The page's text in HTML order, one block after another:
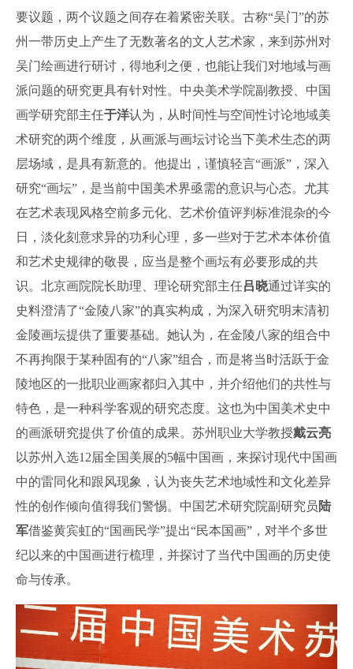
要议题，两个议题之间存在着紧密关联。古称“吴门”的苏
州一带历史上产生了无数著名的文人艺术家，来到苏州对
吴门绘画进行研讨，得地利之便，也能让我们对地域与画
派问题的研究更具有针对性。中央美术学院副教授、中国
画学研究部主任于洋认为，从时间性与空间性讨论地域美
术研究的两个维度，从画派与画坛讨论当下美术生态的两
层场域，是具有新意的。他提出，谨慎轻言“画派”，深入
研究“画坛”，是当前中国美术界亟需的意识与心态。尤其
在艺术表现风格空前多元化、艺术价值评判标准混杂的今
日，淡化刻意求异的功利心理，多一些对于艺术本体价值
和艺术史规律的敬畏，应当是整个画坛有必要形成的共
识。北京画院院长助理、理论研究部主任吕晓通过详实的
史料澄清了“金陵八家”的真实构成，为深入研究明末清初
金陵画坛提供了重要基础。她认为，在金陵八家的组合中
不再拘限于某种固有的“八家”组合，而是将当时活跃于金
陵地区的一批职业画家都归入其中，并介绍他们的共性与
特色，是一种科学客观的研究态度。这也为中国美术史中
的画派研究提供了价值的成果。苏州职业大学教授戴云亮
以苏州入选12届全国美展的5幅中国画，来探讨现代中国画
中的雷同化和跟风现象，认为丧失艺术地域性和文化差异
性的创作倾向值得我们警惕。中国艺术研究院副研究员 陆
军借鉴黄宾虹的“国画民学”提出“民本国画”，对半个多世
纪以来的中国画进行梳理，并探讨了当代中国画的历史使
命与传承。